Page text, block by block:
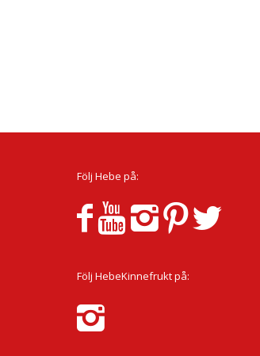
Följ Hebe på:
Följ HebeKinnefrukt på: